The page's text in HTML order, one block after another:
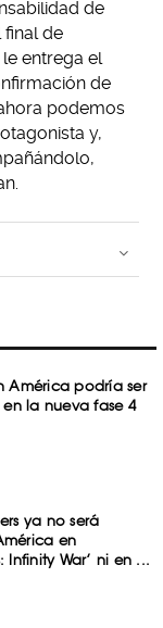
de
final de
entrega el
de
podemos
y,
América podría ser
la nueva fase 4
ya no será
en
Infinity War’ ni en ...